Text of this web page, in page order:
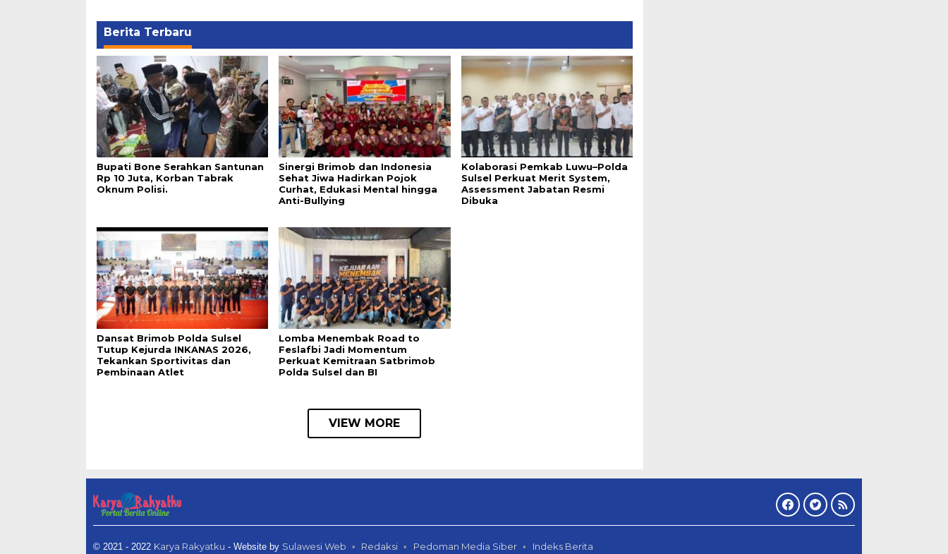
Berita Terbaru
Bupati Bone Serahkan Santunan
Rp 10 Juta, Korban Tabrak
Oknum Polisi.
Sinergi Brimob dan Indonesia
Sehat Jiwa Hadirkan Pojok
Curhat, Edukasi Mental hingga
Anti-Bullying
Kolaborasi Pemkab Luwu–Polda
Sulsel Perkuat Merit System,
Assessment Jabatan Resmi
Dibuka
Dansat Brimob Polda Sulsel
Tutup Kejurda INKANAS 2026,
Tekankan Sportivitas dan
Pembinaan Atlet
Lomba Menembak Road to
Feslafbi Jadi Momentum
Perkuat Kemitraan Satbrimob
Polda Sulsel dan BI
VIEW MORE
© 2021 - 2022 Karya Rakyatku - Website by Sulawesi Web Redaksi Pedoman Media Siber Indeks Berita